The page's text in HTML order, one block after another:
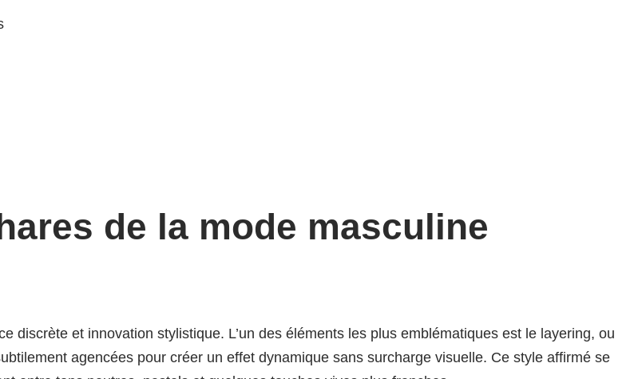
de la mode masculine
discrète et innovation stylistique. L’un des éléments les plus emblématiques est le layering, ou
agencées pour créer un effet dynamique sans surcharge visuelle. Ce style affirmé se